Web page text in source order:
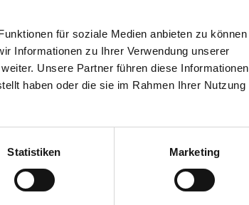
für soziale Medien anbieten zu können
Informationen zu Ihrer Verwendung unserer
Unsere Partner führen diese Informationen
haben oder die sie im Rahmen Ihrer Nutzung
Statistiken Marketing